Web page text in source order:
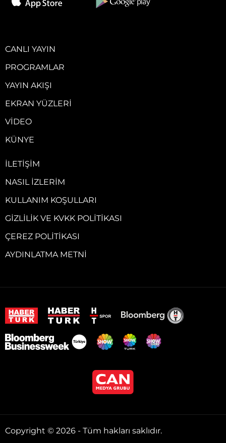
CANLI YAYIN
PROGRAMLAR
YAYIN AKIŞI
EKRAN YÜZLERI
VIDEO
KÜNYE
İLETIŞIM
NASIL İZLERIM
KULLANIM KOŞULLARI
GIZLILIK VE KVKK POLITIKASI
ÇEREZ POLITIKASI
AYDINLATMA METNI
Copyright © 2026 - Tüm hakları saklıdır.